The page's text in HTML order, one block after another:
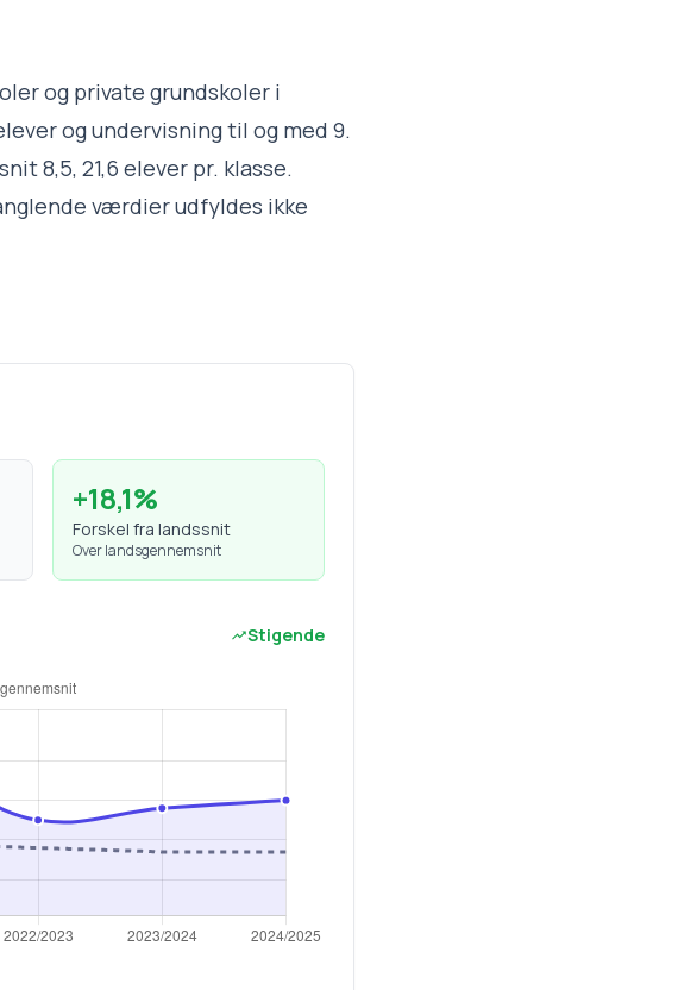
og private grundskoler i
og undervisning til og med 9.
8,5, 21,6 elever pr. klasse.
værdier udfyldes ikke
+18,1%
Forskel fra landssnit
Over landsgennemsnit
Stigende